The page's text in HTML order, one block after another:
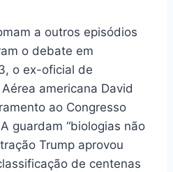
a outros episódios
o debate em
o ex-oficial de
americana David
ao Congresso
guardam “biologias não
Trump aprovou
de centenas